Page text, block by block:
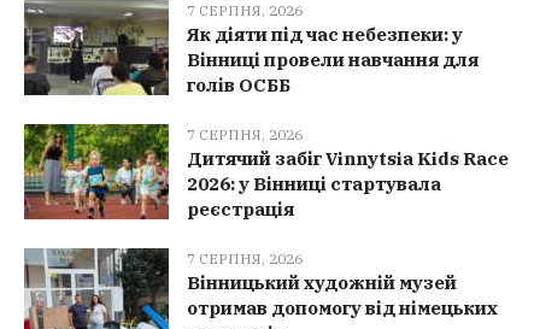
7 СЕРПНЯ, 2026
Як діяти під час небезпеки: у
Вінниці провели навчання для
голів ОСББ
7 СЕРПНЯ, 2026
Дитячий забіг Vinnytsia Kids Race
2026: у Вінниці стартувала
реєстрація
7 СЕРПНЯ, 2026
Вінницький художній музей
отримав допомогу від німецьких